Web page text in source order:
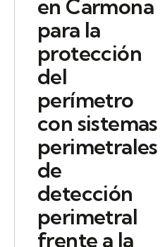
en Carmona
para la
protección
del
perímetro
con sistemas
perimetrales
de
detección
perimetral
frente a la